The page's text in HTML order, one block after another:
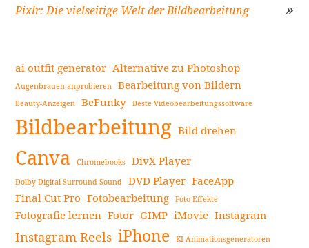
Beitragsnavigation
Pixlr: Die vielseitige Welt der Bildbearbeitung
Seitenleiste
ai outfit generator Alternative zu Photoshop
Augenbrauen anprobieren Bearbeitung von Bildern
Beauty-Anzeigen BeFunky Beste Videobearbeitungssoftware
Bildbearbeitung Bild drehen
Canva Chromebooks DivX Player
Dolby Digital Surround Sound DVD Player FaceApp
Final Cut Pro Fotobearbeitung Foto Effekte
Fotografie lernen Fotor GIMP iMovie Instagram
Instagram Reels iPhone KI-Animationsgeneratoren